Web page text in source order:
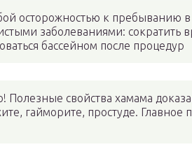
осторожностью к пребыванию в
заболеваниями: сократить
бассейном после процедур
Полезные свойства хамама
гайморите, простуде.